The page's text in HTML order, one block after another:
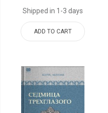
Shipped in 1-3 days
ADD TO CART